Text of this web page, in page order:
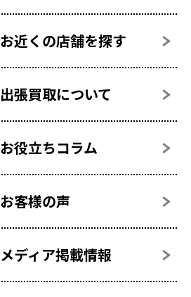
お近くの店舗を探す
出張買取について
お役立ちコラム
お客様の声
メディア掲載情報